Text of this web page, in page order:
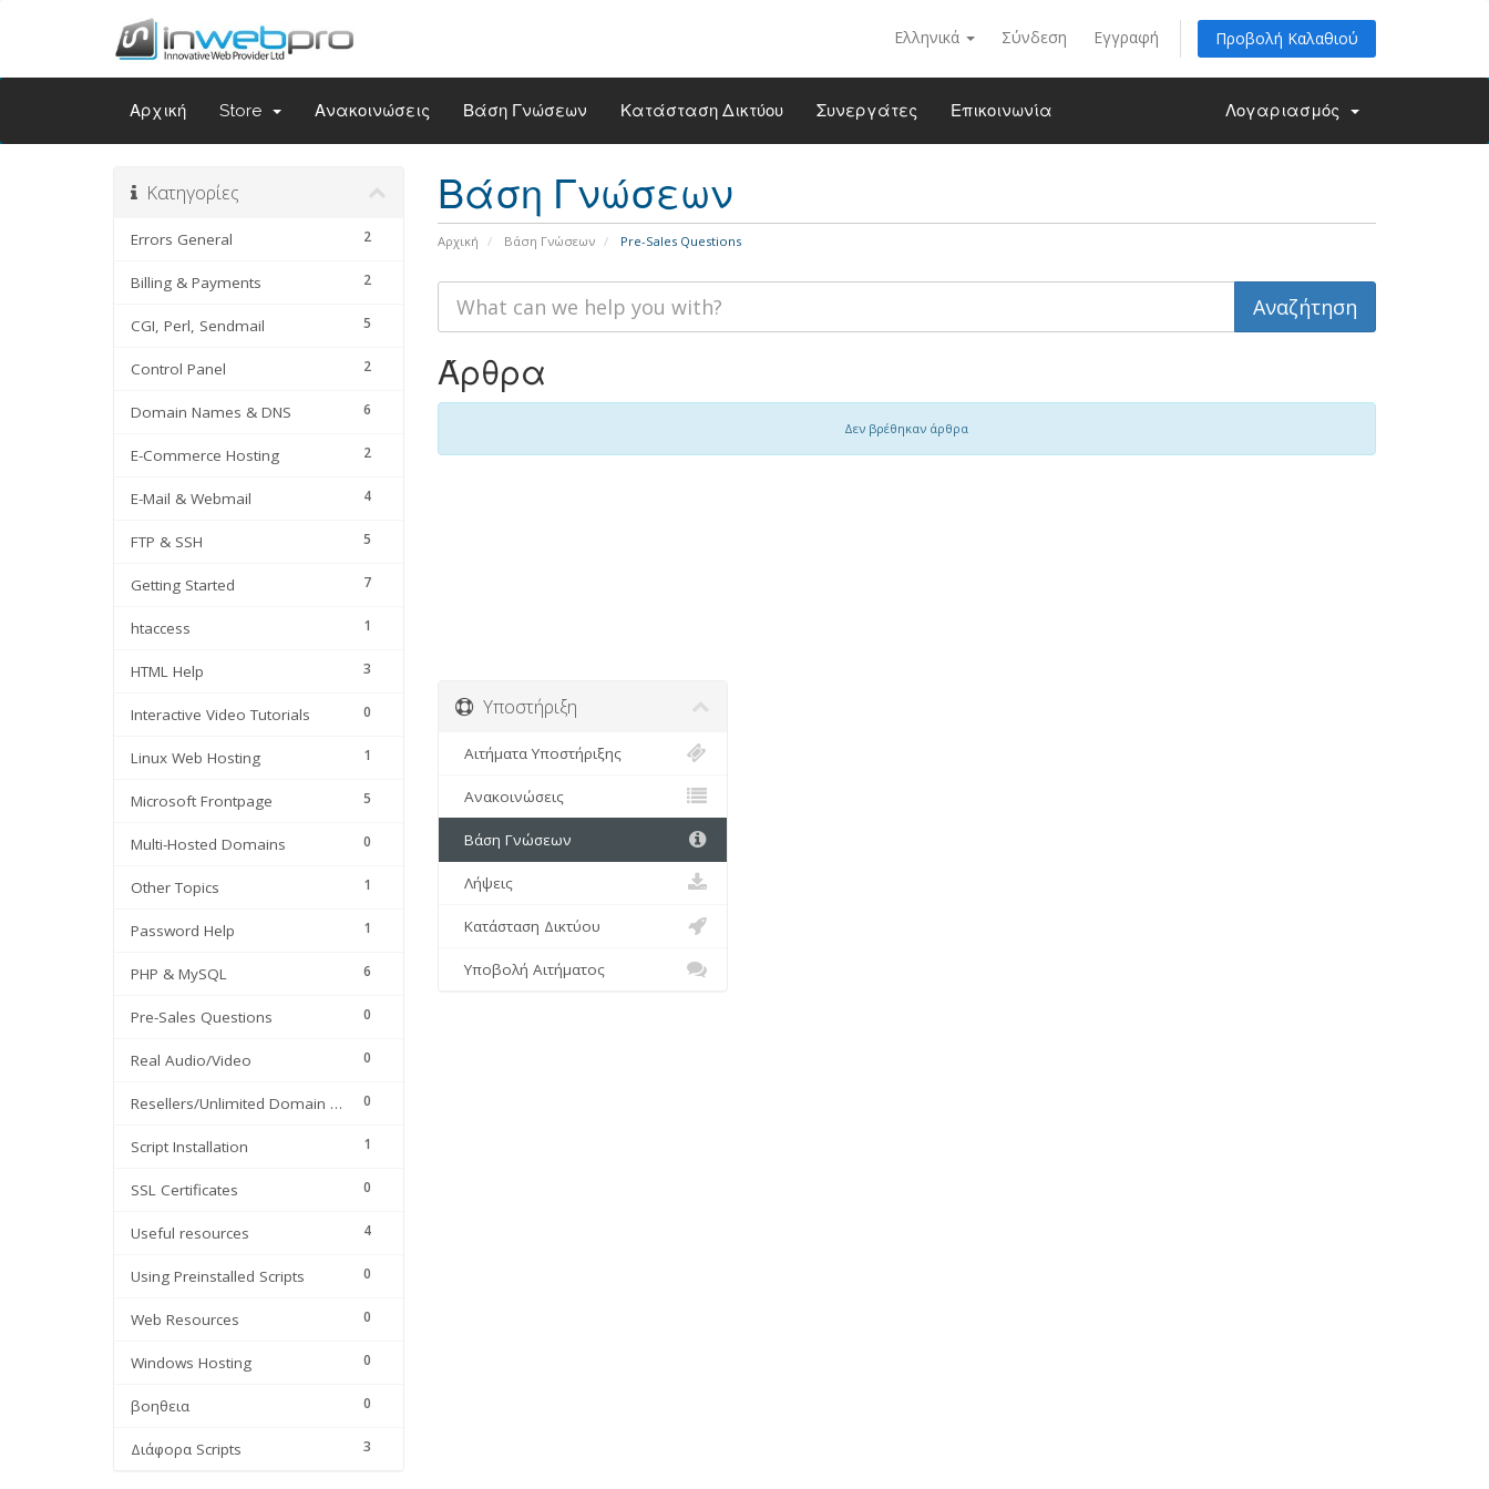
Ελληνικά Σύνδεση Εγγραφή Προβολή Καλαθιού
Αρχική Store Ανακοινώσεις Βάση Γνώσεων Κατάσταση Δικτύου Συνεργάτες Επικοινωνία Λογαριασμός
Βάση Γνώσεων
Αρχική Βάση Γνώσεων Pre-Sales Questions
Κατηγορίες
2
Errors General
2
Billing & Payments
5
CGI, Perl, Sendmail
2
Control Panel
6
Domain Names & DNS
2
E-Commerce Hosting
4
E-Mail & Webmail
5
FTP & SSH
7
Getting Started
1
htaccess
3
HTML Help
0
Interactive Video Tutorials
1
Linux Web Hosting
5
Microsoft Frontpage
0
Multi-Hosted Domains
1
Other Topics
1
Password Help
6
PHP & MySQL
0
Pre-Sales Questions
0
Real Audio/Video
0
Resellers/Unlimited Domain Hosting
1
Script Installation
0
SSL Certificates
4
Useful resources
0
Using Preinstalled Scripts
0
Web Resources
0
Windows Hosting
0
βοηθεια
3
Διάφορα Scripts
Άρθρα
Δεν βρέθηκαν άρθρα
Υποστήριξη
Αιτήματα Υποστήριξης
Ανακοινώσεις
Βάση Γνώσεων
Λήψεις
Κατάσταση Δικτύου
Υποβολή Αιτήματος